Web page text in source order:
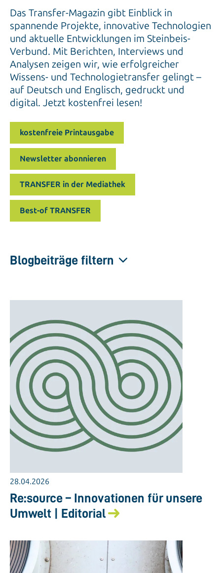
Das Transfer-Magazin gibt Einblick in
spannende Projekte, innovative Technologien
und aktuelle Entwicklungen im Steinbeis-
Verbund. Mit Berichten, Interviews und
Analysen zeigen wir, wie erfolgreicher
Wissens- und Technologietransfer gelingt –
auf Deutsch und Englisch, gedruckt und
digital. Jetzt kostenfrei lesen!
kostenfreie Printausgabe
Newsletter abonnieren
TRANSFER in der Mediathek
Best-of TRANSFER
Blogbeiträge filtern
28.04.2026
Re:source – Innovationen für unsere
Umwelt | Editorial